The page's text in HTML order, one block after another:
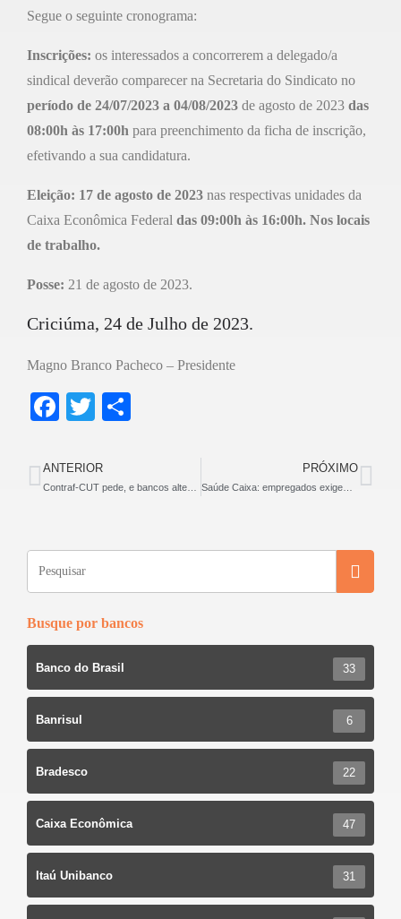
Segue o seguinte cronograma:
Inscrições: os interessados a concorrerem a delegado/a
sindical deverão comparecer na Secretaria do Sindicato no
período de 24/07/2023 a 04/08/2023 de agosto de 2023 das
08:00h às 17:00h para preenchimento da ficha de inscrição,
efetivando a sua candidatura.
Eleição: 17 de agosto de 2023 nas respectivas unidades da
Caixa Econômica Federal das 09:00h às 16:00h. Nos locais
de trabalho.
Posse: 21 de agosto de 2023.
Criciúma, 24 de Julho de 2023.
Magno Branco Pacheco – Presidente
F
c
e
o
o
T
tt
er e
ANTERIOR PRÓXIMO
Saúde Caixa: empregados exigem aprofundamento do debate
Busque por bancos
Banco do Brasil 33
Banrisul 6
Bradesco 22
Caixa Econômica 47
Itaú Unibanco 31